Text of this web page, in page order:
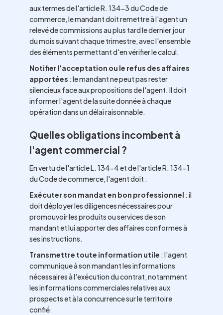
aux termes de l'article R. 134-3 du Code de
commerce, le mandant doit remettre à l'agent un
relevé de commissions au plus tard le dernier jour
du mois suivant chaque trimestre, avec l'ensemble
des éléments permettant d'en vérifier le calcul.
Notifier l'acceptation ou le refus des affaires
apportées : le mandant ne peut pas rester
silencieux face aux propositions de l'agent. Il doit
informer l'agent de la suite donnée à chaque
opération dans un délai raisonnable.
Quelles obligations incombent à
l'agent commercial ?
En vertu de l'article L. 134-4 et de l'article R. 134-1
du Code de commerce, l'agent doit :
Exécuter son mandat en bon professionnel : il
doit déployer les diligences nécessaires pour
promouvoir les produits ou services de son
mandant et lui apporter des affaires conformes à
ses instructions.
Transmettre toute information utile : l'agent
communique à son mandant les informations
nécessaires à l'exécution du contrat, notamment
les informations commerciales relatives aux
prospects et à la concurrence sur le territoire
confié.